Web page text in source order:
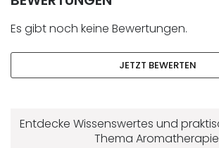
Es gibt noch keine Bewertungen.
JETZT BEWERTEN
Entdecke Wissenswertes und
Thema